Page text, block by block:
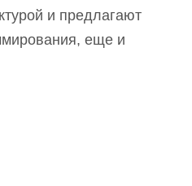
и предлагают
, еще и